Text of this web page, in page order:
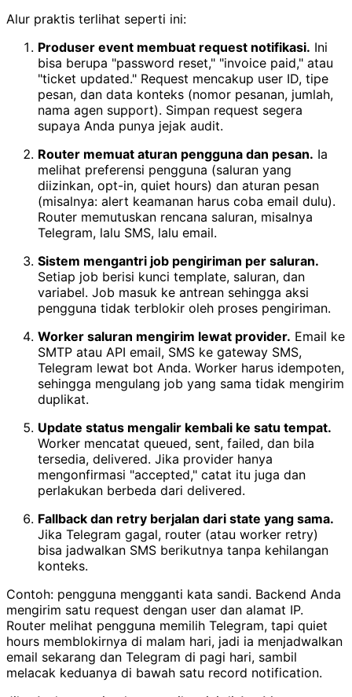
Alur praktis terlihat seperti ini:
Produser event membuat request notifikasi. Ini
bisa berupa "password reset," "invoice paid," atau
"ticket updated." Request mencakup user ID, tipe
pesan, dan data konteks (nomor pesanan, jumlah,
nama agen support). Simpan request segera
supaya Anda punya jejak audit.
Router memuat aturan pengguna dan pesan. Ia
melihat preferensi pengguna (saluran yang
diizinkan, opt-in, quiet hours) dan aturan pesan
(misalnya: alert keamanan harus coba email dulu).
Router memutuskan rencana saluran, misalnya
Telegram, lalu SMS, lalu email.
Sistem mengantri job pengiriman per saluran.
Setiap job berisi kunci template, saluran, dan
variabel. Job masuk ke antrean sehingga aksi
pengguna tidak terblokir oleh proses pengiriman.
Worker saluran mengirim lewat provider. Email ke
SMTP atau API email, SMS ke gateway SMS,
Telegram lewat bot Anda. Worker harus idempoten,
sehingga mengulang job yang sama tidak mengirim
duplikat.
Update status mengalir kembali ke satu tempat.
Worker mencatat queued, sent, failed, dan bila
tersedia, delivered. Jika provider hanya
mengonfirmasi "accepted," catat itu juga dan
perlakukan berbeda dari delivered.
Fallback dan retry berjalan dari state yang sama.
Jika Telegram gagal, router (atau worker retry)
bisa jadwalkan SMS berikutnya tanpa kehilangan
konteks.
Contoh: pengguna mengganti kata sandi. Backend Anda
mengirim satu request dengan user dan alamat IP.
Router melihat pengguna memilih Telegram, tapi quiet
hours memblokirnya di malam hari, jadi ia menjadwalkan
email sekarang dan Telegram di pagi hari, sambil
melacak keduanya di bawah satu record notification.